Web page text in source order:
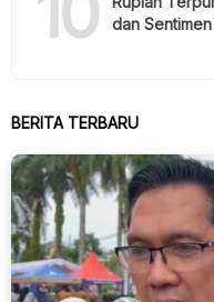
dan
BERITA TERBARU